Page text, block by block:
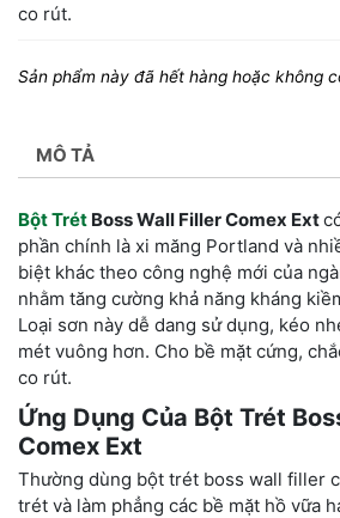
co rút.
Sản phẩm này đã hết hàng hoặc không
MÔ TẢ
Bột Trét Boss Wall Filler Comex Ext
phần chính là xi măng Portland và
biệt khác theo công nghệ mới của
nhằm tăng cường khả năng kháng
Loại sơn này dễ dang sử dụng, kéo
mét vuông hơn. Cho bề mặt cứng,
co rút.
Ứng Dụng Của Bột Trét
Comex Ext
Thường dùng bột trét boss wall filler
trét và làm phẳng các bề mặt hồ vữa